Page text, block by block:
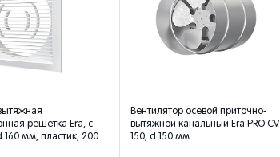
решетка Era, с
мм, пластик, 200
Вентилятор осевой приточно-
вытяжной канальный Era PRO CV
150, d 150 мм